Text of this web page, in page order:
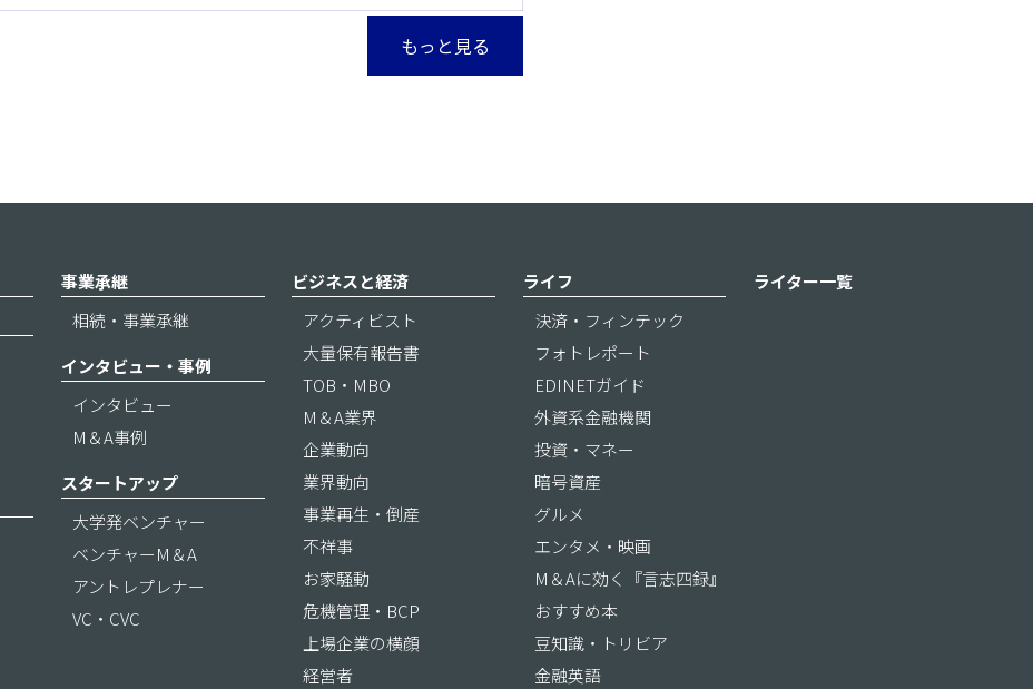
もっと見る
事業承継
相続・事業承継
インタビュー・事例
インタビュー
M＆A事例
スタートアップ
大学発ベンチャー
ベンチャーM＆A
アントレプレナー
VC・CVC
ビジネスと経済
アクティビスト
大量保有報告書
TOB・MBO
M＆A業界
企業動向
業界動向
事業再生・倒産
不祥事
お家騒動
危機管理・BCP
上場企業の横顔
経営者
ライフ
決済・フィンテック
フォトレポート
EDINETガイド
外資系金融機関
投資・マネー
暗号資産
グルメ
エンタメ・映画
M＆Aに効く『言志四録』
おすすめ本
豆知識・トリビア
金融英語
ライター一覧